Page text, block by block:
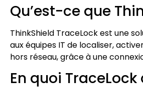
Qu’est-ce que
ThinkShield TraceLock est une
aux équipes IT de localiser,
hors réseau, grâce à une
En quoi